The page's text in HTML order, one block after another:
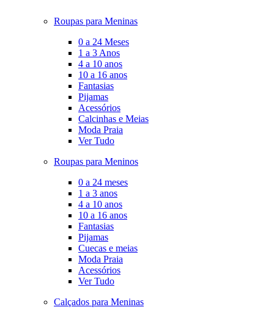
Roupas para Meninas
0 a 24 Meses
1 a 3 Anos
4 a 10 anos
10 a 16 anos
Fantasias
Pijamas
Acessórios
Calcinhas e Meias
Moda Praia
Ver Tudo
Roupas para Meninos
0 a 24 meses
1 a 3 anos
4 a 10 anos
10 a 16 anos
Fantasias
Pijamas
Cuecas e meias
Moda Praia
Acessórios
Ver Tudo
Calçados para Meninas